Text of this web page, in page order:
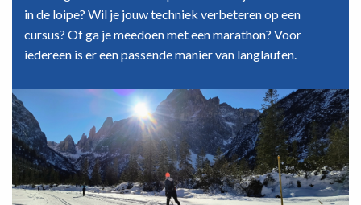
in de loipe? Wil je jouw techniek verbeteren op een
cursus? Of ga je meedoen met een marathon? Voor
iedereen is er een passende manier van langlaufen.